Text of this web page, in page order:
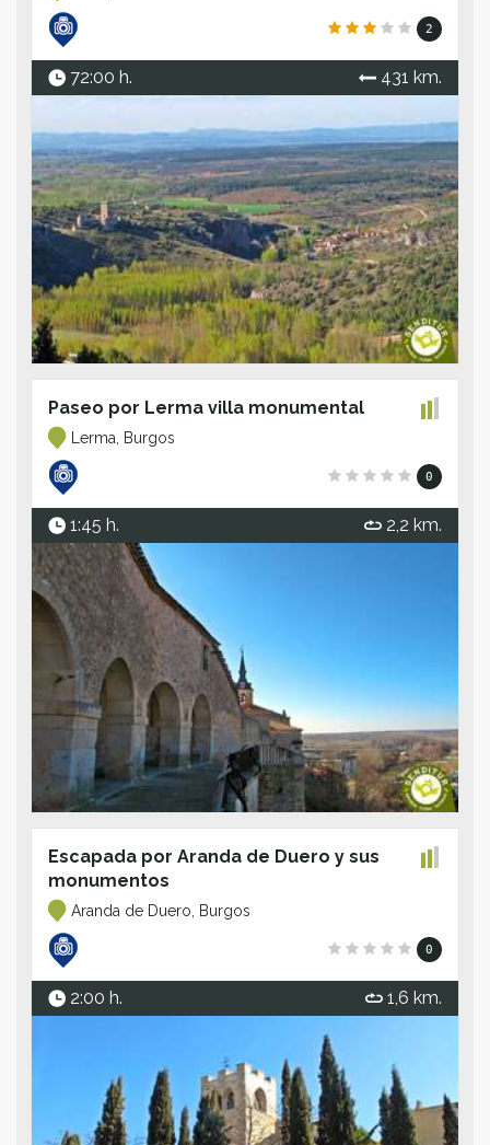
2
72:00 h. 431 km.
Paseo por Lerma villa monumental
Lerma, Burgos
0
1:45 h. 2,2 km.
Escapada por Aranda de Duero y sus
monumentos
Aranda de Duero, Burgos
0
2:00 h. 1,6 km.